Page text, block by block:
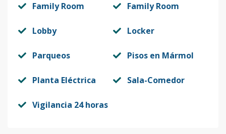
Family Room Family Room
Lobby Locker
Parqueos Pisos en Mármol
Planta Eléctrica Sala-Comedor
Vigilancia 24 horas